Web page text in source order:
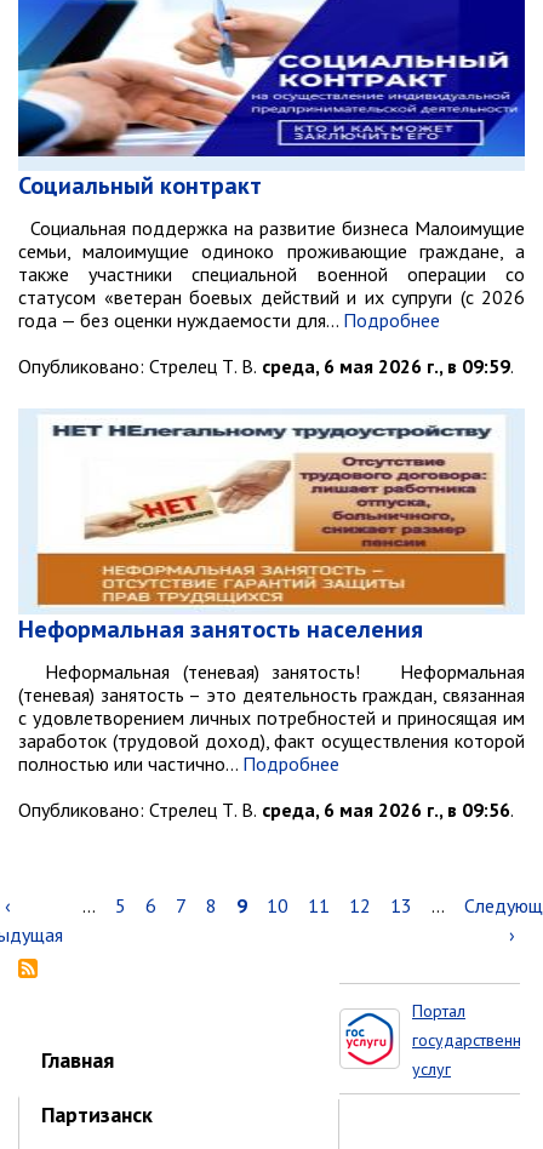
Социальный контракт
Социальная поддержка на развитие бизнеса Малоимущие
семьи, малоимущие одиноко проживающие граждане, а
также участники специальной военной операции со
статусом «ветеран боевых действий и их супруги (с 2026
года — без оценки нуждаемости для… Подробнее
Опубликовано: Стрелец Т. В. среда, 6 мая 2026 г., в 09:59.
Неформальная занятость населения
Неформальная (теневая) занятость! Неформальная
(теневая) занятость – это деятельность граждан, связанная
с удовлетворением личных потребностей и приносящая им
заработок (трудовой доход), факт осуществления которой
полностью или частично… Подробнее
Опубликовано: Стрелец Т. В. среда, 6 мая 2026 г., в 09:56.
Нумерация
страниц
Предыдущая
страница
‹
… Page
5 Page
6 Page
7 Page
8
Текущая
9 Page
10 Page
11 Page
12 Page
13 …
страница
›
Главная
Партизанск
государственных
Портал
государственных
услуг
Приморского